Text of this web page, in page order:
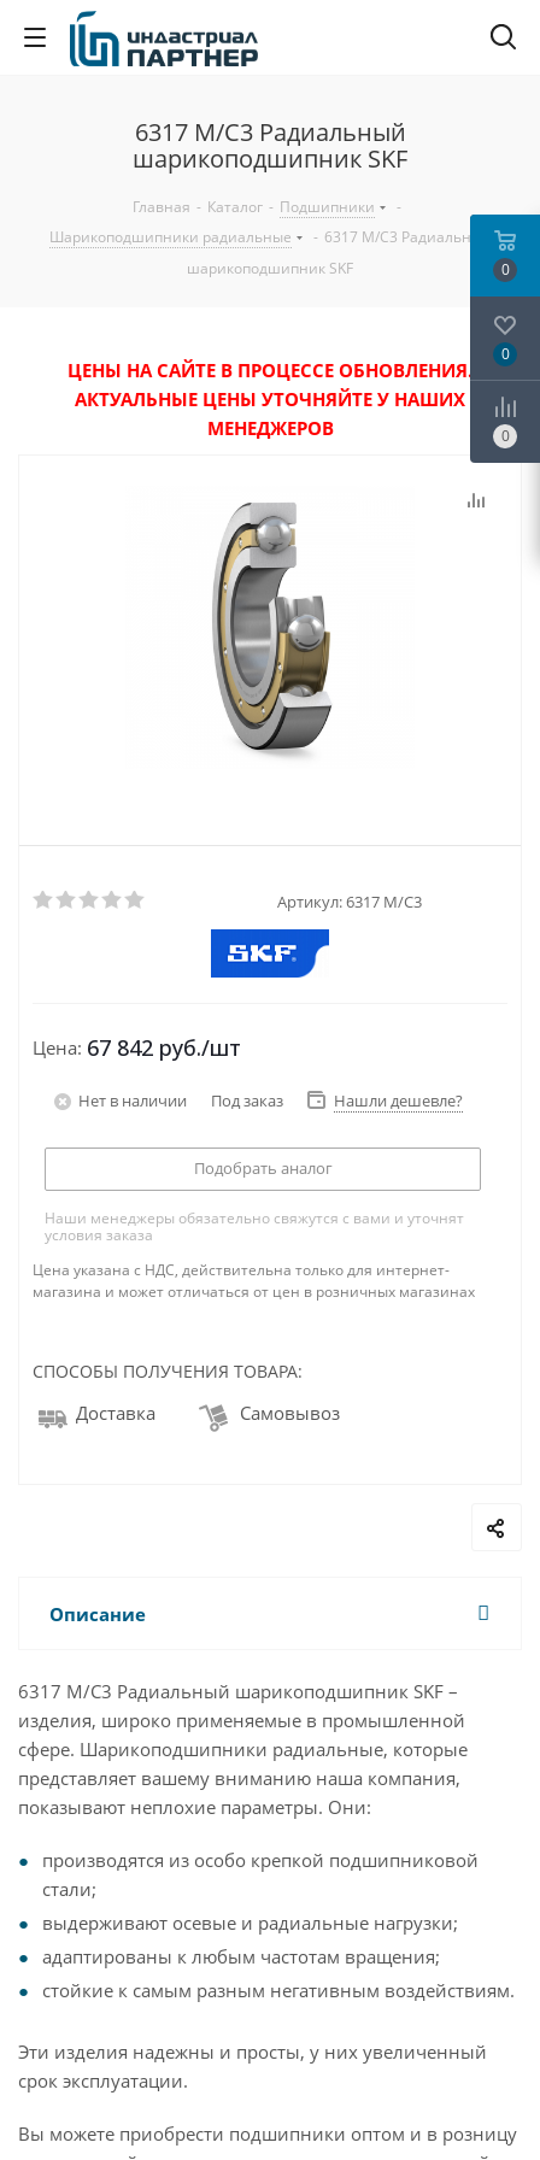
6317 M/C3 Радиальный
шарикоподшипник SKF
Главная - Каталог - Подшипники
-
Шарикоподшипники радиальные
- 6317 M/C3 Радиальный
шарикоподшипник SKF
ЦЕНЫ НА САЙТЕ В ПРОЦЕССЕ ОБНОВЛЕНИЯ.
АКТУАЛЬНЫЕ ЦЕНЫ УТОЧНЯЙТЕ У НАШИХ
МЕНЕДЖЕРОВ
Артикул:6317 M/C3
Цена: 67 842 руб./шт
Нет в наличии Под заказ Нашли дешевле?
Подобрать аналог
Наши менеджеры обязательно свяжутся с вами и уточнят
условия заказа
Цена указана с НДС, действительна только для интернет-
магазина и может отличаться от цен в розничных магазинах
СПОСОБЫ ПОЛУЧЕНИЯ ТОВАРА:
Доставка Самовывоз
Описание
6317 M/C3 Радиальный шарикоподшипник SKF –
изделия, широко применяемые в промышленной
сфере. Шарикоподшипники радиальные, которые
представляет вашему вниманию наша компания,
показывают неплохие параметры. Они:
производятся из особо крепкой подшипниковой
стали;
выдерживают осевые и радиальные нагрузки;
адаптированы к любым частотам вращения;
стойкие к самым разным негативным воздействиям.
Эти изделия надежны и просты, у них увеличенный
срок эксплуатации.
Вы можете приобрести подшипники оптом и в розницу
0
0
0